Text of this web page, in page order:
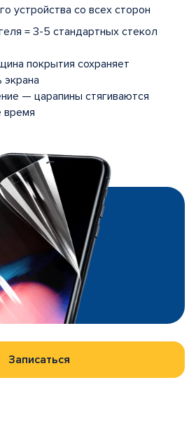
устройства со всех сторон
= 3-5 стандартных стекол
покрытия сохраняет
экрана
— царапины стягиваются
время
Записаться